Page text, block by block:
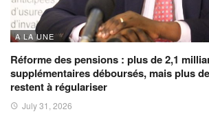
A LA UNE
Réforme des pensions : plus de 2,1
supplémentaires déboursés, mais plus
restent à régulariser
July 31, 2026